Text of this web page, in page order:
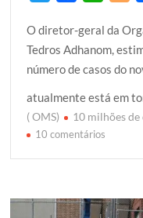
i
t
t
e
r
c
e
b
o
o
k
a
t
s
A
p
p
o
g
g
e
r
O diretor-geral da
Tedros Adhanom,
número de casos do
atualmente está em
( OMS) 10 milhões
10 comentários
deve